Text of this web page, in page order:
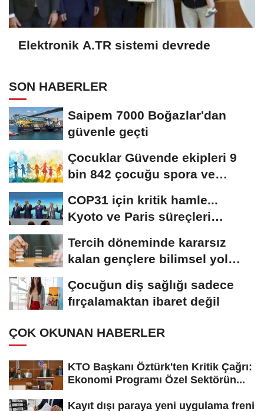
Elektronik A.TR sistemi devrede
SON HABERLER
Saipem 7000 Boğazlar'dan
güvenle geçti
Çocuklar Güvende ekipleri 9
bin 842 çocuğu spora ve
COP31 için kritik hamle...
Kyoto ve Paris süreçleri
Tercih döneminde kararsız
kalan gençlere bilimsel yol
Çocuğun diş sağlığı sadece
fırçalamaktan ibaret değil
ÇOK OKUNAN HABERLER
KTO Başkanı Öztürk'ten Kritik Çağrı:
Ekonomi Programı Özel Sektörün...
Kayıt dışı paraya yeni uygulama freni